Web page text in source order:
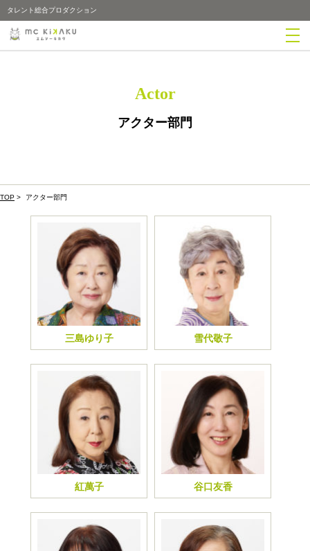
タレント総合プロダクション
Actor
アクター部門
TOP > アクター部門
三島ゆり子 雪代敬子
紅萬子 谷口友香